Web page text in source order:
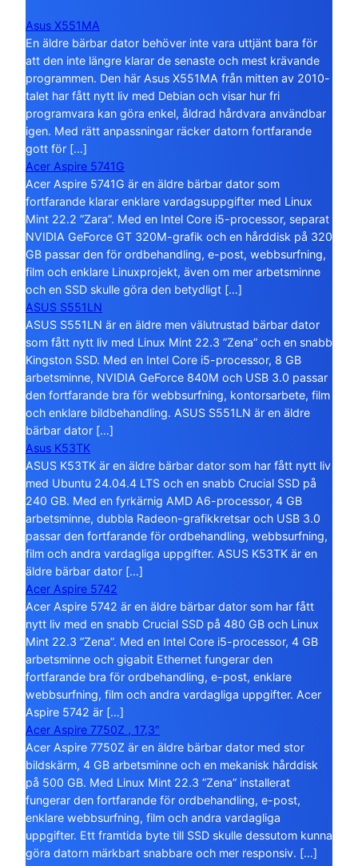
Asus X551MA
En äldre bärbar dator behöver inte vara uttjänt bara för
att den inte längre klarar de senaste och mest krävande
programmen. Den här Asus X551MA från mitten av 2010-
talet har fått nytt liv med Debian och visar hur fri
programvara kan göra enkel, åldrad hårdvara användbar
igen. Med rätt anpassningar räcker datorn fortfarande
gott för […]
Acer Aspire 5741G
Acer Aspire 5741G är en äldre bärbar dator som
fortfarande klarar enklare vardagsuppgifter med Linux
Mint 22.2 ”Zara”. Med en Intel Core i5-processor, separat
NVIDIA GeForce GT 320M-grafik och en hårddisk på 320
GB passar den för ordbehandling, e-post, webbsurfning,
film och enklare Linuxprojekt, även om mer arbetsminne
och en SSD skulle göra den betydligt […]
ASUS S551LN
ASUS S551LN är en äldre men välutrustad bärbar dator
som fått nytt liv med Linux Mint 22.3 ”Zena” och en snabb
Kingston SSD. Med en Intel Core i5-processor, 8 GB
arbetsminne, NVIDIA GeForce 840M och USB 3.0 passar
den fortfarande bra för webbsurfning, kontorsarbete, film
och enklare bildbehandling. ASUS S551LN är en äldre
bärbar dator […]
Asus K53TK
ASUS K53TK är en äldre bärbar dator som har fått nytt liv
med Ubuntu 24.04.4 LTS och en snabb Crucial SSD på
240 GB. Med en fyrkärnig AMD A6-processor, 4 GB
arbetsminne, dubbla Radeon-grafikkretsar och USB 3.0
passar den fortfarande för ordbehandling, webbsurfning,
film och andra vardagliga uppgifter. ASUS K53TK är en
äldre bärbar dator […]
Acer Aspire 5742
Acer Aspire 5742 är en äldre bärbar dator som har fått
nytt liv med en snabb Crucial SSD på 480 GB och Linux
Mint 22.3 ”Zena”. Med en Intel Core i5-processor, 4 GB
arbetsminne och gigabit Ethernet fungerar den
fortfarande bra för ordbehandling, e-post, enklare
webbsurfning, film och andra vardagliga uppgifter. Acer
Aspire 5742 är […]
Acer Aspire 7750Z , 17,3″
Acer Aspire 7750Z är en äldre bärbar dator med stor
bildskärm, 4 GB arbetsminne och en mekanisk hårddisk
på 500 GB. Med Linux Mint 22.3 ”Zena” installerat
fungerar den fortfarande för ordbehandling, e-post,
enklare webbsurfning, film och andra vardagliga
uppgifter. Ett framtida byte till SSD skulle dessutom kunna
göra datorn märkbart snabbare och mer responsiv. […]